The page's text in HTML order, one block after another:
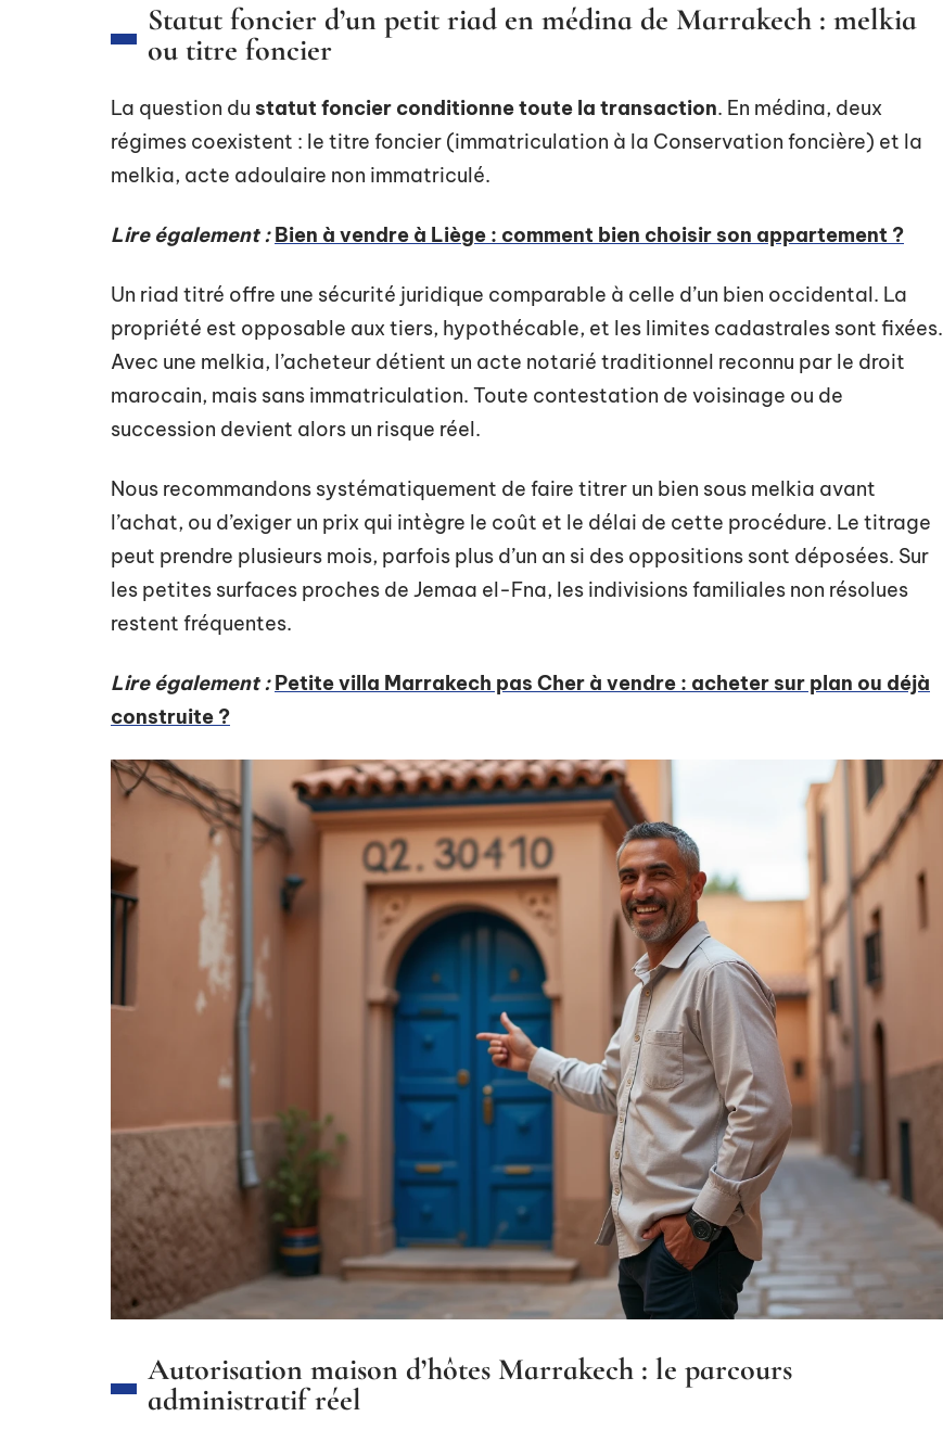
Statut foncier d’un petit riad en médina de Marrakech : melkia
ou titre foncier
La question du statut foncier conditionne toute la transaction. En médina, deux
régimes coexistent : le titre foncier (immatriculation à la Conservation foncière) et la
melkia, acte adoulaire non immatriculé.
Lire également : Bien à vendre à Liège : comment bien choisir son appartement ?
Un riad titré offre une sécurité juridique comparable à celle d’un bien occidental. La
propriété est opposable aux tiers, hypothécable, et les limites cadastrales sont fixées.
Avec une melkia, l’acheteur détient un acte notarié traditionnel reconnu par le droit
marocain, mais sans immatriculation. Toute contestation de voisinage ou de
succession devient alors un risque réel.
Nous recommandons systématiquement de faire titrer un bien sous melkia avant
l’achat, ou d’exiger un prix qui intègre le coût et le délai de cette procédure. Le titrage
peut prendre plusieurs mois, parfois plus d’un an si des oppositions sont déposées. Sur
les petites surfaces proches de Jemaa el-Fna, les indivisions familiales non résolues
restent fréquentes.
Lire également : Petite villa Marrakech pas Cher à vendre : acheter sur plan ou déjà
construite ?
Autorisation maison d’hôtes Marrakech : le parcours
administratif réel